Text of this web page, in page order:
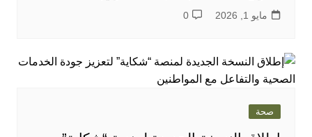
مايو 1, 2026 0
صحة